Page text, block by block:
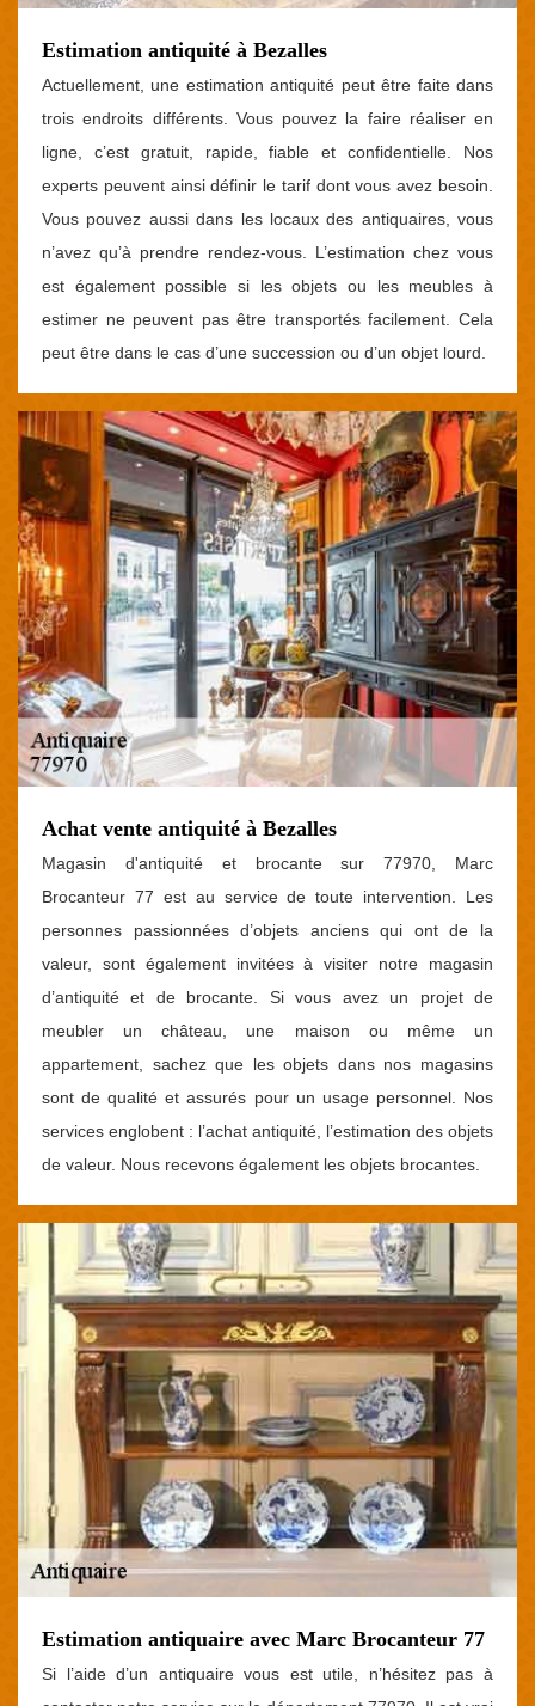
Estimation antiquité à Bezalles
Actuellement, une estimation antiquité peut être faite dans
trois endroits différents. Vous pouvez la faire réaliser en
ligne, c’est gratuit, rapide, fiable et confidentielle. Nos
experts peuvent ainsi définir le tarif dont vous avez besoin.
Vous pouvez aussi dans les locaux des antiquaires, vous
n’avez qu’à prendre rendez-vous. L’estimation chez vous
est également possible si les objets ou les meubles à
estimer ne peuvent pas être transportés facilement. Cela
peut être dans le cas d’une succession ou d’un objet lourd.
Achat vente antiquité à Bezalles
Magasin d'antiquité et brocante sur 77970, Marc
Brocanteur 77 est au service de toute intervention. Les
personnes passionnées d’objets anciens qui ont de la
valeur, sont également invitées à visiter notre magasin
d’antiquité et de brocante. Si vous avez un projet de
meubler un château, une maison ou même un
appartement, sachez que les objets dans nos magasins
sont de qualité et assurés pour un usage personnel. Nos
services englobent : l’achat antiquité, l’estimation des objets
de valeur. Nous recevons également les objets brocantes.
Estimation antiquaire avec Marc Brocanteur 77
Si l’aide d’un antiquaire vous est utile, n’hésitez pas à